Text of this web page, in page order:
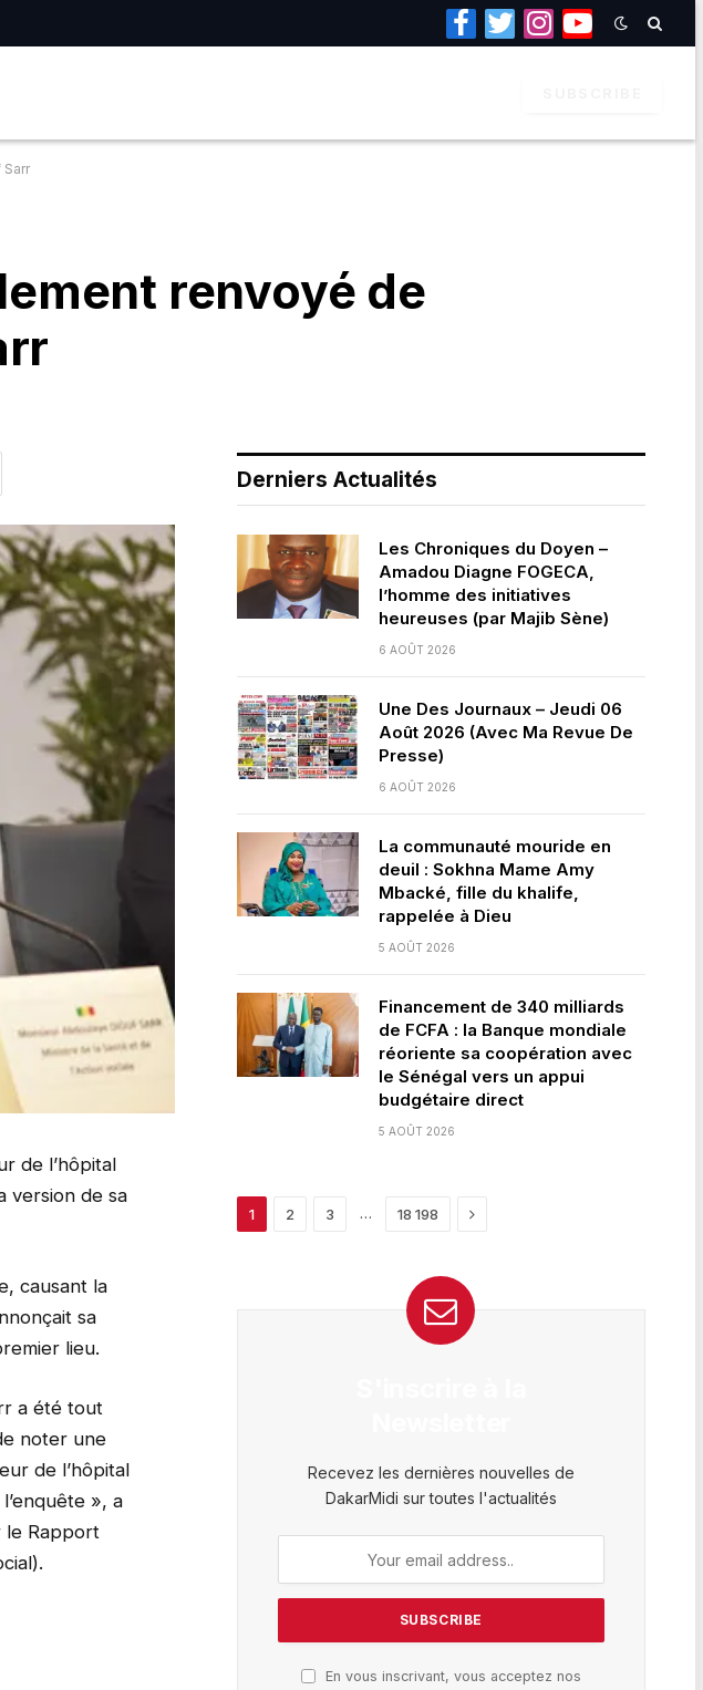
Facebook
TwitterInstagramYouTube
renvoyé de
de l’hôpital
version de sa
causant la
sa
lieu.
a été tout
noter une
de l’hôpital
», a
le Rapport
Derniers Actualités
Les Chroniques du Doyen –
Amadou Diagne FOGECA,
l’homme des initiatives
heureuses (par Majib Sène)
6 AOÛT 2026
Une Des Journaux – Jeudi 06
Août 2026 (Avec Ma Revue De
Presse)
6 AOÛT 2026
La communauté mouride en
deuil : Sokhna Mame Amy
Mbacké, fille du khalife,
rappelée à Dieu
5 AOÛT 2026
Financement de 340 milliards
de FCFA : la Banque mondiale
réoriente sa coopération avec
le Sénégal vers un appui
budgétaire direct
5 AOÛT 2026
1 2 3 … 18 198 Next
Recevez les dernières nouvelles de
DakarMidi sur toutes l'actualités
En vous inscrivant, vous acceptez nos